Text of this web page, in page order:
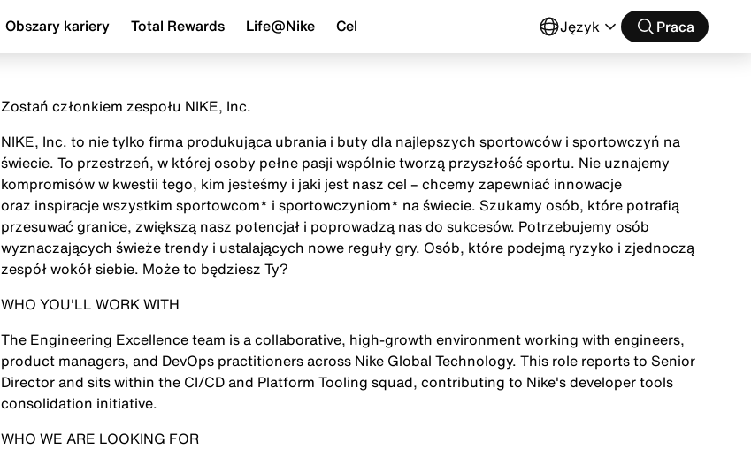
Obszary kariery Total Rewards Life@Nike Cel Język Praca
Zostań członkiem zespołu NIKE, Inc.
NIKE, Inc. to nie tylko firma produkująca ubrania i buty dla najlepszych sportowców i sportowczyń na
świecie. To przestrzeń, w której osoby pełne pasji wspólnie tworzą przyszłość sportu. Nie uznajemy
kompromisów w kwestii tego, kim jesteśmy i jaki jest nasz cel – chcemy zapewniać innowacje
oraz inspiracje wszystkim sportowcom* i sportowczyniom* na świecie. Szukamy osób, które potrafią
przesuwać granice, zwiększą nasz potencjał i poprowadzą nas do sukcesów. Potrzebujemy osób
wyznaczających świeże trendy i ustalających nowe reguły gry. Osób, które podejmą ryzyko i zjednoczą
zespół wokół siebie. Może to będziesz Ty?
WHO YOU'LL WORK WITH
The Engineering Excellence team is a collaborative, high-growth environment working with engineers,
product managers, and DevOps practitioners across Nike Global Technology. This role reports to Senior
Director and sits within the CI/CD and Platform Tooling squad, contributing to Nike's developer tools
consolidation initiative.
WHO WE ARE LOOKING FOR